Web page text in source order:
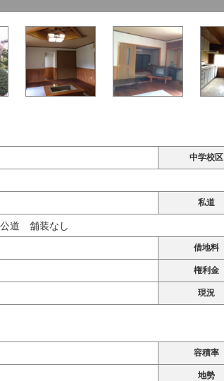
中学校区
私道
道 舗装なし
借地料
権利金
現況
容積率
地勢